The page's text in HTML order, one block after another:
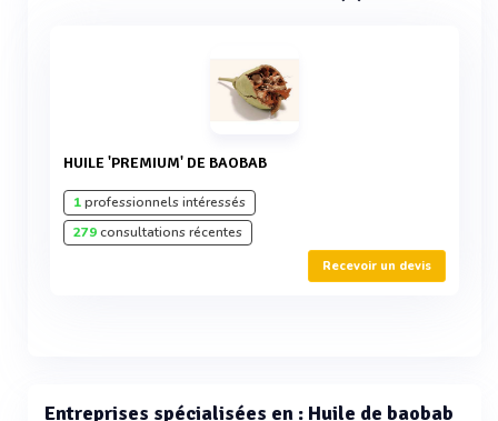
HUILE 'PREMIUM' DE BAOBAB
1professionnels intéressés
279consultations récentes
Recevoir un devis
Entreprises spécialisées en : Huile de baobab